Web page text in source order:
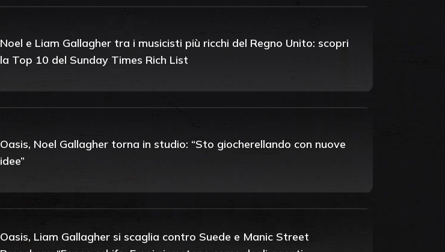
Noel e Liam Gallagher tra i musicisti più ricchi del Regno Unito: scopri
la Top 10 del Sunday Times Rich List
Oasis, Noel Gallagher torna in studio: “Sto giocherellando con nuove
idee”
Oasis, Liam Gallagher si scaglia contro Suede e Manic Street